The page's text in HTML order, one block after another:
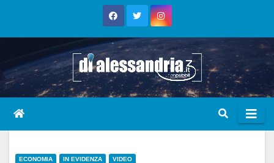
ECONOMIA IN EVIDENZA VIDEO